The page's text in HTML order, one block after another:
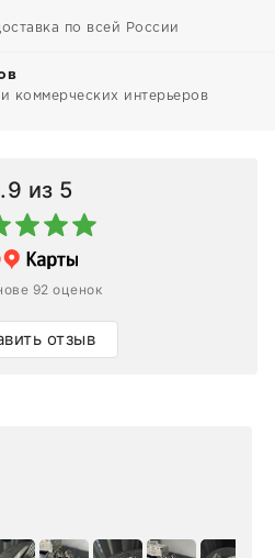
по всей России
коммерческих интерьеров
из 5
92 оценок
отзыв